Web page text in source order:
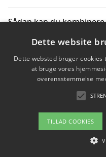
Sådan kan du
Hvordan
Om / kontakt
Dette website
Dette websted bruger
at bruge vores
overensstemmelse
TILLAD COOKIES